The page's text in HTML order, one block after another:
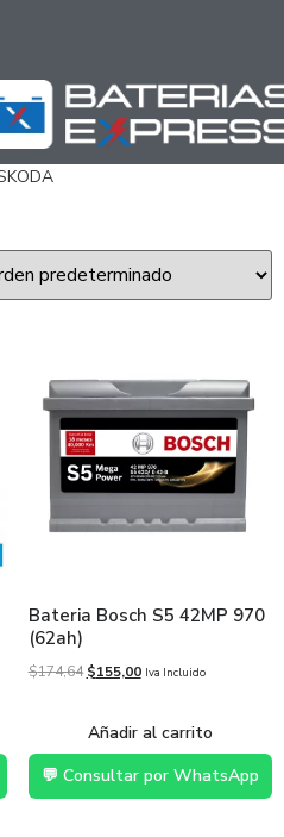
Bateria Bosch S5 42MP 970
(62ah)
$174,64 $155,00 Iva Incluido
Añadir al carrito
💬 Consultar por WhatsApp